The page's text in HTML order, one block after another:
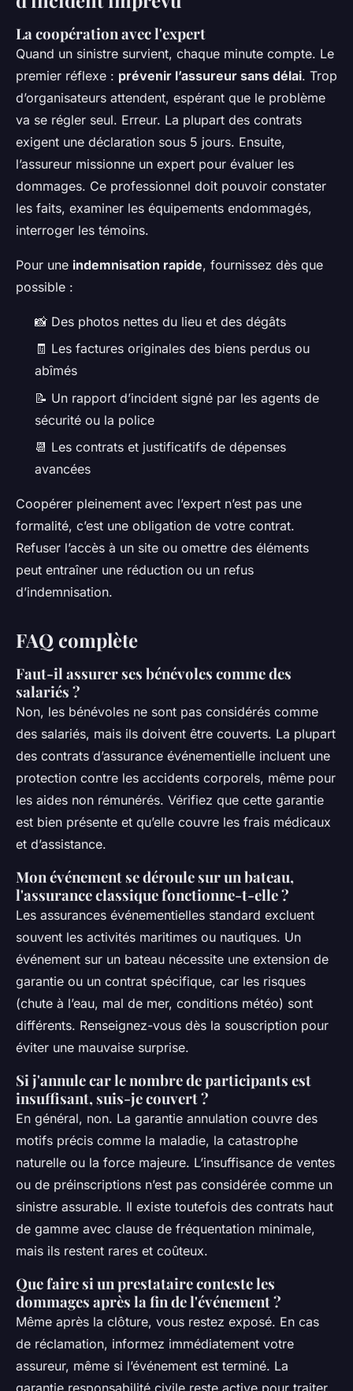
La coopération avec l'expert
Quand un sinistre survient, chaque minute compte. Le
premier réflexe : prévenir l’assureur sans délai. Trop
d’organisateurs attendent, espérant que le problème
va se régler seul. Erreur. La plupart des contrats
exigent une déclaration sous 5 jours. Ensuite,
l’assureur missionne un expert pour évaluer les
dommages. Ce professionnel doit pouvoir constater
les faits, examiner les équipements endommagés,
interroger les témoins.
Pour une indemnisation rapide, fournissez dès que
possible :
📸 Des photos nettes du lieu et des dégâts
🧾 Les factures originales des biens perdus ou
abîmés
📝 Un rapport d’incident signé par les agents de
sécurité ou la police
📆 Les contrats et justificatifs de dépenses
avancées
Coopérer pleinement avec l’expert n’est pas une
formalité, c’est une obligation de votre contrat.
Refuser l’accès à un site ou omettre des éléments
peut entraîner une réduction ou un refus
d’indemnisation.
FAQ complète
Faut-il assurer ses bénévoles comme des
salariés ?
Non, les bénévoles ne sont pas considérés comme
des salariés, mais ils doivent être couverts. La plupart
des contrats d’assurance événementielle incluent une
protection contre les accidents corporels, même pour
les aides non rémunérés. Vérifiez que cette garantie
est bien présente et qu’elle couvre les frais médicaux
et d’assistance.
Mon événement se déroule sur un bateau,
l'assurance classique fonctionne-t-elle ?
Les assurances événementielles standard excluent
souvent les activités maritimes ou nautiques. Un
événement sur un bateau nécessite une extension de
garantie ou un contrat spécifique, car les risques
(chute à l’eau, mal de mer, conditions météo) sont
différents. Renseignez-vous dès la souscription pour
éviter une mauvaise surprise.
Si j'annule car le nombre de participants est
insuffisant, suis-je couvert ?
En général, non. La garantie annulation couvre des
motifs précis comme la maladie, la catastrophe
naturelle ou la force majeure. L’insuffisance de ventes
ou de préinscriptions n’est pas considérée comme un
sinistre assurable. Il existe toutefois des contrats haut
de gamme avec clause de fréquentation minimale,
mais ils restent rares et coûteux.
Que faire si un prestataire conteste les
dommages après la fin de l'événement ?
Même après la clôture, vous restez exposé. En cas
de réclamation, informez immédiatement votre
assureur, même si l’événement est terminé. La